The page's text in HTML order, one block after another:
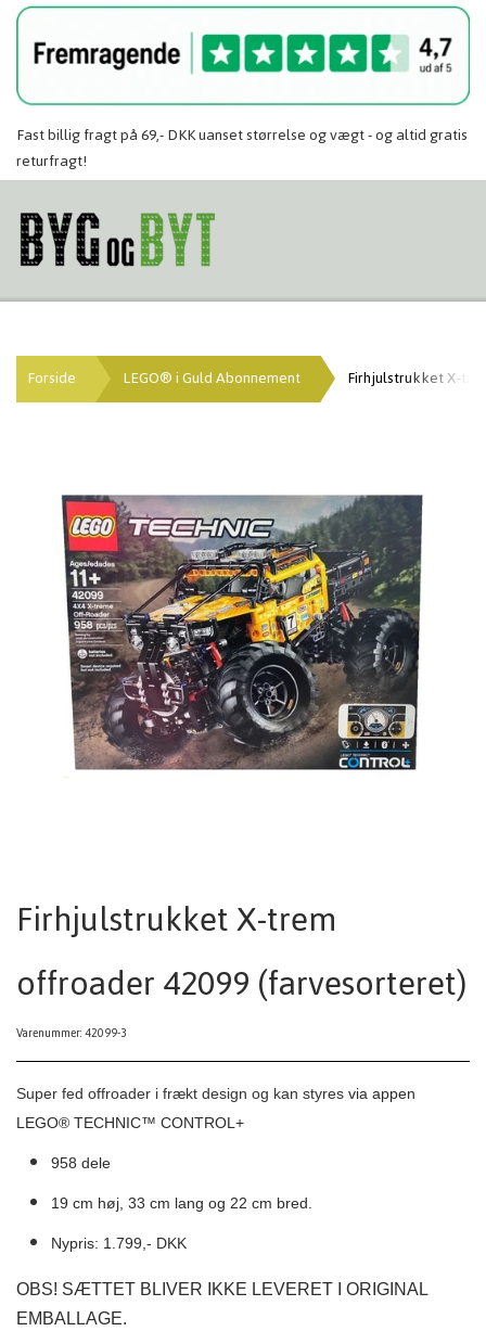
Fast billig fragt på 69,- DKK uanset størrelse og vægt - og altid gratis
returfragt!
Forside LEGO® i Guld Abonnement Firhjulstrukket X-
Firhjulstrukket X-trem
offroader 42099 (farvesorteret)
Varenummer: 42099-3
Super fed offroader i frækt design og kan styres via appen
LEGO® TECHNIC™ CONTROL+
958 dele
19 cm høj, 33 cm lang og 22 cm bred.
Nypris: 1.799,- DKK
OBS! SÆTTET BLIVER IKKE LEVERET I ORIGINAL
EMBALLAGE.